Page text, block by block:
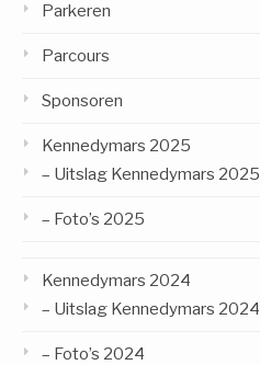
Parkeren
Parcours
Sponsoren
Kennedymars 2025
– Uitslag Kennedymars 2025
– Foto’s 2025
Kennedymars 2024
– Uitslag Kennedymars 2024
– Foto’s 2024